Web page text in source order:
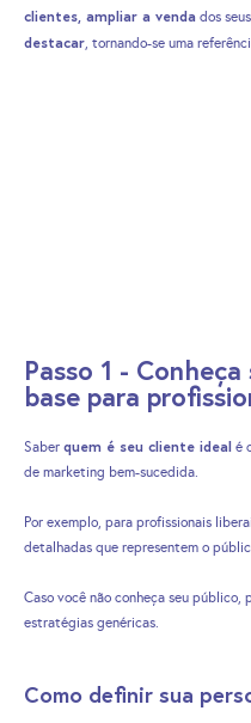
clientes, ampliar a venda dos
destacar , tornando-se uma
Passo 1 -
base para
Saber quem é seu cliente ideal é
de marketing bem-sucedida.
Por exemplo, para profissionais
detalhadas que representem o
Caso você não conheça seu público,
estratégias genéricas.
Como definir sua